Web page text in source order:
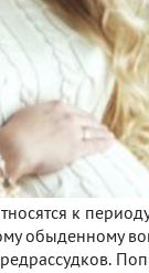
к
обыденному